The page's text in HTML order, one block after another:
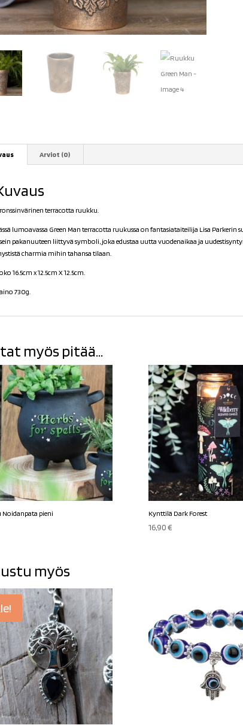
Arviot (0)
terracotta ruukku.
lumoavassa Green Man terracotta ruukussa on fantasiataiteilija Lisa Parkerin
pakanuuteen liittyvä symboli, joka edustaa uutta vuodenaikaa ja
charmia mihin tahansa tilaan.
16.5cm x 12.5cm X 12.5cm.
730g.
myös pitää...
pieni Kynttilä Dark Forest
16,90€
myös